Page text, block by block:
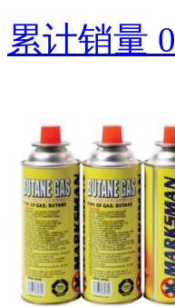
累计销量 0